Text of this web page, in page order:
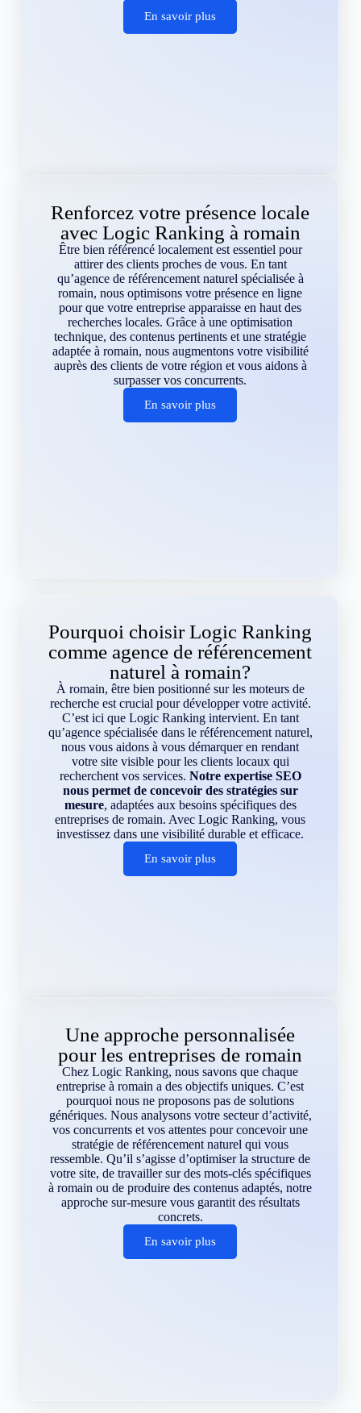
En savoir plus
Renforcez votre présence locale
avec Logic Ranking à romain
Être bien référencé localement est essentiel pour
attirer des clients proches de vous. En tant
qu’agence de référencement naturel spécialisée à
romain, nous optimisons votre présence en ligne
pour que votre entreprise apparaisse en haut des
recherches locales. Grâce à une optimisation
technique, des contenus pertinents et une stratégie
adaptée à romain, nous augmentons votre visibilité
auprès des clients de votre région et vous aidons à
surpasser vos concurrents.
En savoir plus
Pourquoi choisir Logic Ranking
comme agence de référencement
naturel à romain?
À romain, être bien positionné sur les moteurs de
recherche est crucial pour développer votre activité.
C’est ici que Logic Ranking intervient. En tant
qu’agence spécialisée dans le référencement naturel,
nous vous aidons à vous démarquer en rendant
votre site visible pour les clients locaux qui
recherchent vos services. Notre expertise SEO
nous permet de concevoir des stratégies sur
mesure, adaptées aux besoins spécifiques des
entreprises de romain. Avec Logic Ranking, vous
investissez dans une visibilité durable et efficace.
En savoir plus
Une approche personnalisée
pour les entreprises de romain
Chez Logic Ranking, nous savons que chaque
entreprise à romain a des objectifs uniques. C’est
pourquoi nous ne proposons pas de solutions
génériques. Nous analysons votre secteur d’activité,
vos concurrents et vos attentes pour concevoir une
stratégie de référencement naturel qui vous
ressemble. Qu’il s’agisse d’optimiser la structure de
votre site, de travailler sur des mots-clés spécifiques
à romain ou de produire des contenus adaptés, notre
approche sur-mesure vous garantit des résultats
concrets.
En savoir plus